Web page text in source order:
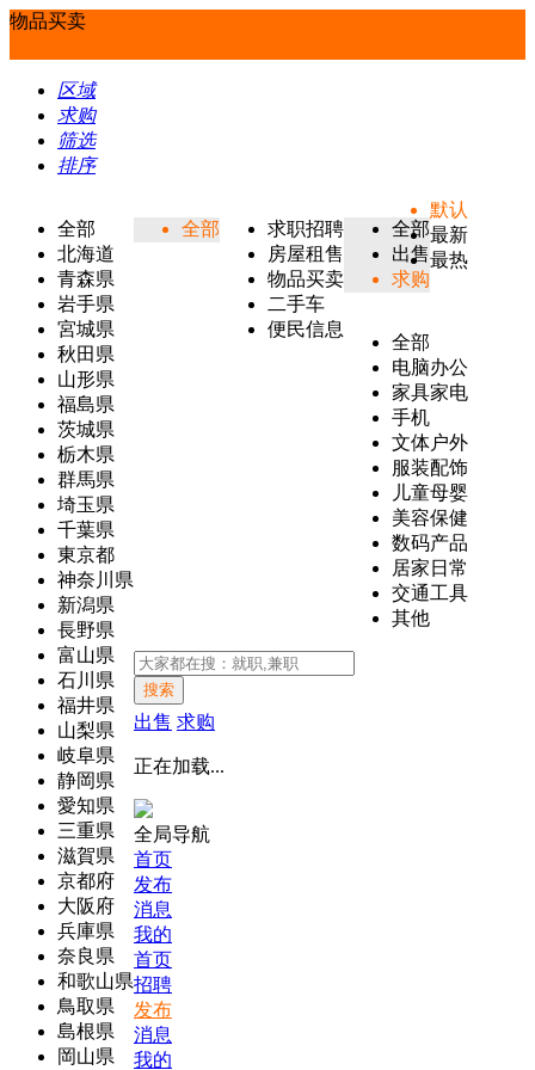
物品买卖
区域
求购
筛选
排序
全部
北海道
青森県
岩手県
宮城県
秋田県
山形県
福島県
茨城県
栃木県
群馬県
埼玉県
千葉県
東京都
神奈川県
新潟県
長野県
富山県
石川県
福井県
山梨県
岐阜県
静岡県
愛知県
三重県
滋賀県
京都府
大阪府
兵庫県
奈良県
和歌山県
鳥取県
島根県
岡山県
全部
求职招聘
房屋租售
物品买卖
二手车
便民信息
全部
出售
求购
全部
电脑办公
家具家电
手机
文体户外
服装配饰
儿童母婴
美容保健
数码产品
居家日常
交通工具
其他
默认
最新
最热
搜索
出售 求购
正在加载...
全局导航
首页
发布
消息
我的
首页
招聘
发布
消息
我的